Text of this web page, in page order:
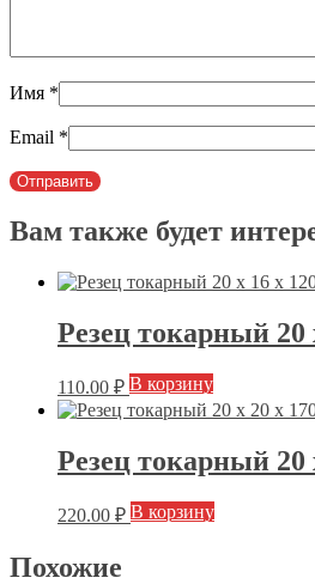
Имя *
Email *
Вам также будет
Резец токарный 20
110.00 ₽ В корзину
Резец токарный 20
220.00 ₽ В корзину
Похожие